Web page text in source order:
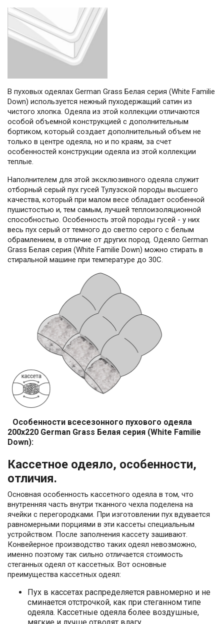
В пуховых одеялах German Grass Белая серия (White Familie
Down) используется нежный пуходержащий сатин из
чистого хлопка. Одеяла из этой коллекции отличаются
особой объемной конструкцией с дополнительным
бортиком, который создает дополнительный объем не
только в центре одеяла, но и по краям, за счет
особенностей конструкции одеяла из этой коллекции
теплые.
Наполнителем для этой эксклюзивного одеяла служит
отборный серый пух гусей Тулузской породы высшего
качества, который при малом весе обладает особенной
пушистостью и, тем самым, лучшей теплоизоляционной
способностью. Особенность этой породы гусей - у них
весь пух серый от темного до светло серого с белым
обрамлением, в отличие от других пород. Одеяло German
Grass Белая серия (White Familie Down) можно стирать в
стиральной машине при температуре до 30С.
Особенности всесезонного пухового одеяла
200x220 German Grass Белая серия (White Familie
Down):
Кассетное одеяло, особенности,
отличия.
Основная особенность кассетного одеяла в том, что
внутренняя часть внутри тканного чехла поделена на
ячейки с перегородками. При изготовлении пух вдувается
равномерными порциями в эти кассеты специальным
устройством. После заполнения кассету зашивают.
Конвейерное производство таких одеял невозможно,
именно поэтому так сильно отличается стоимость
стеганных одеял от кассетных. Вот основные
преимущества кассетных одеял:
Пух в кассетах распределяется равномерно и не
сминается отстрочкой, как при стеганном типе
одеяла. Кассетные одеяла более воздушные,